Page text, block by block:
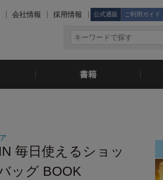
会社情報 採用情報 公式通販 ご利用ガイド
書籍
毎日使えるショッ
ッグ BOOK